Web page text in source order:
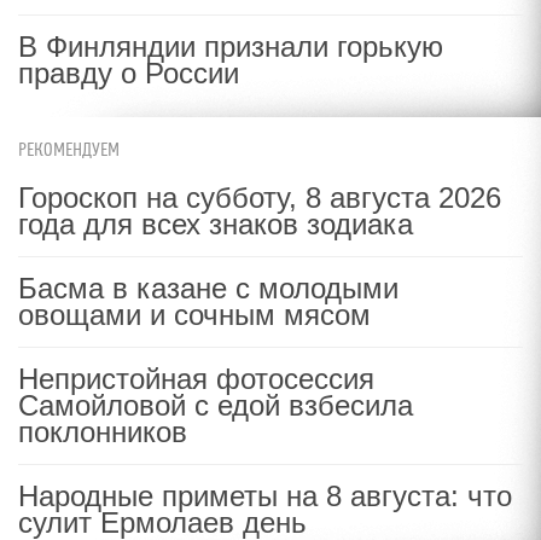
В Финляндии признали горькую
правду о России
РЕКОМЕНДУЕМ
Гороскоп на субботу, 8 августа 2026
года для всех знаков зодиака
Басма в казане с молодыми
овощами и сочным мясом
Непристойная фотосессия
Самойловой с едой взбесила
поклонников
Народные приметы на 8 августа: что
сулит Ермолаев день